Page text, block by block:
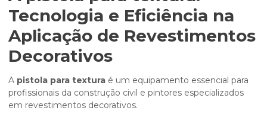
Tecnologia e Eficiência na
Aplicação de Revestimentos
Decorativos
A pistola para textura é um equipamento essencial para
profissionais da construção civil e pintores especializados
em revestimentos decorativos.